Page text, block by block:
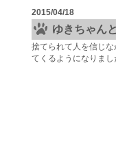
2015/04/18
ゆきちゃん
捨てられて人を信じ
てくるようになりまし